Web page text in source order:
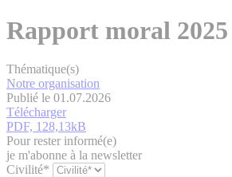
Rapport moral 2025
Thématique(s)
Notre organisation
Publié le 01.07.2026
Télécharger
PDF, 128,13kB
Pour rester informé(e)
je m'abonne à la newsletter
Civilité*